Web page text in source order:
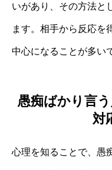
いがあり、その方法と
ます。相手から反応を
中心になることが多い
愚痴ばかり言
対
心理を知ることで、愚